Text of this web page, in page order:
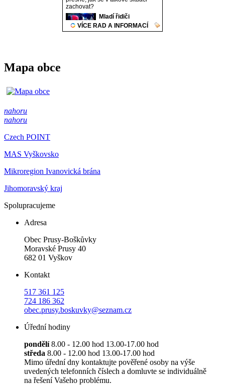
Mapa obce
nahoru
nahoru
Czech POINT
MAS Vyškovsko
Mikroregion Ivanovická brána
Jihomoravský kraj
Spolupracujeme
Adresa
Obec Prusy-Boškůvky
Moravské Prusy 40
682 01 Vyškov
Kontakt
517 361 125
724 186 362
obec.prusy.boskuvky@seznam.cz
Úřední hodiny
pondělí8.00 - 12.00 hod 13.00-17.00 hod
středa 8.00 - 12.00 hod 13.00-17.00 hod
Mimo úřední dny kontaktujte pověřené osoby na výše
uvedených telefonních číslech a domluvte se individuálně
na řešení Vašeho problému.